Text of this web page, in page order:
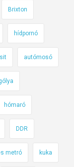
Brixton
hídpornó
autómosó
hómaró
DDR
metró kuka